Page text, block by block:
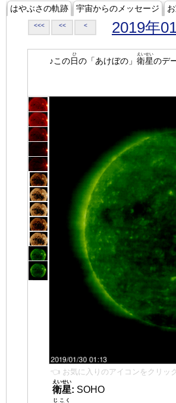
はやぶさの軌跡 宇宙からのメッセージ
<<< << < 2019年
♪この日
ひ
の「あけぼの」 衛星
えいせい
のデ
👈 お気に入りのアイコンをクリッ
衛星
えいせい
: SOHO
じこく